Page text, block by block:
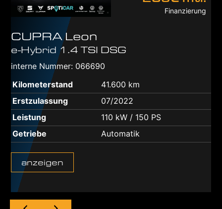
Finanzierung
CUPRA Leon
e-Hybrid 1.4 TSI DSG
interne Nummer: 066690
Kilometerstand
41.600 km
Erstzulassung
07/2022
Leistung
110 kW / 150 PS
Getriebe
Automatik
anzeigen